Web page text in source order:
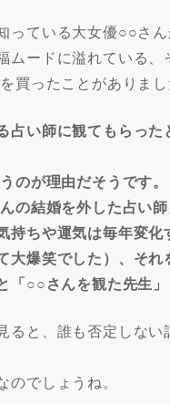
っている大女優○○さ
ムードに溢れている
買ったことがありま
占い師に観てもらっ
のが理由だそうです。
の結婚を外した占い師
持ちや運気は毎年変
爆笑でした）、それ
「○○さんを観た先生
ると、誰も否定しな
でしょうね。